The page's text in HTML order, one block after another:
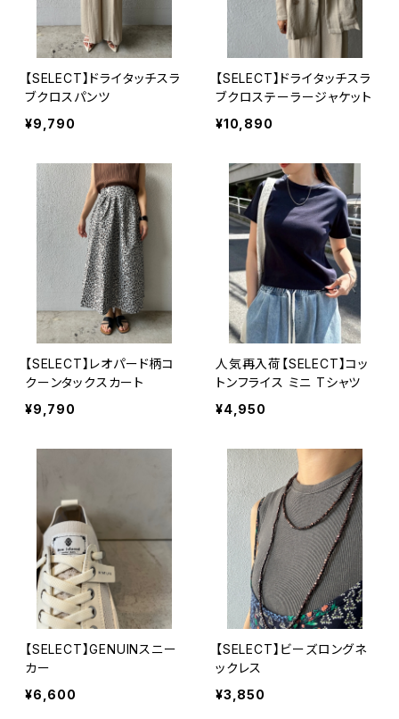
【SELECT】ドライタッチスラ
ブクロスパンツ
¥9,790
【SELECT】ドライタッチスラ
ブクロステーラージャケット
¥10,890
【SELECT】レオパード柄コ
クーンタックスカート
¥9,790
人気再入荷【SELECT】コッ
トンフライス ミニ Tシャツ
¥4,950
【SELECT】GENUINスニー
カー
¥6,600
【SELECT】ビーズロングネ
ックレス
¥3,850